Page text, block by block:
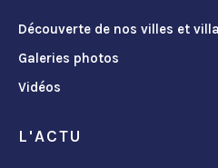
Découverte de nos villes et
Galeries photos
Vidéos
L'ACTU